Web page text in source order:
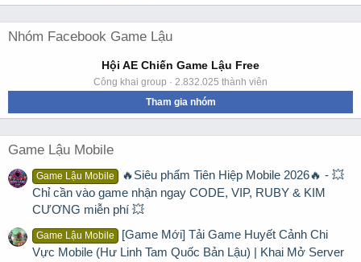
Nhóm Facebook Game Lậu
Hội AE Chiến Game Lậu Free
Công khai group · 2.832.025 thành viên
Tham gia nhóm
Game Lậu Mobile
Game Lậu Mobile
🔥Siêu phẩm Tiên Hiệp Mobile 2026🔥 - 💥
Chỉ cần vào game nhận ngay CODE, VIP, RUBY & KIM
CƯƠNG miễn phí 💥
Game Lậu Mobile
[Game Mới] Tải Game Huyết Cảnh Chi
Vực Mobile (Hư Linh Tam Quốc Bản Lậu) | Khai Mở Server